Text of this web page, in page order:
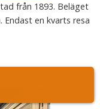
från 1893. Beläget
Endast en kvarts resa